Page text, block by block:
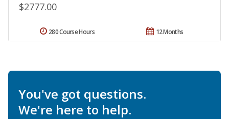
$2777.00
12 Months
280 Course Hours
You've got questions.
We're here to help.